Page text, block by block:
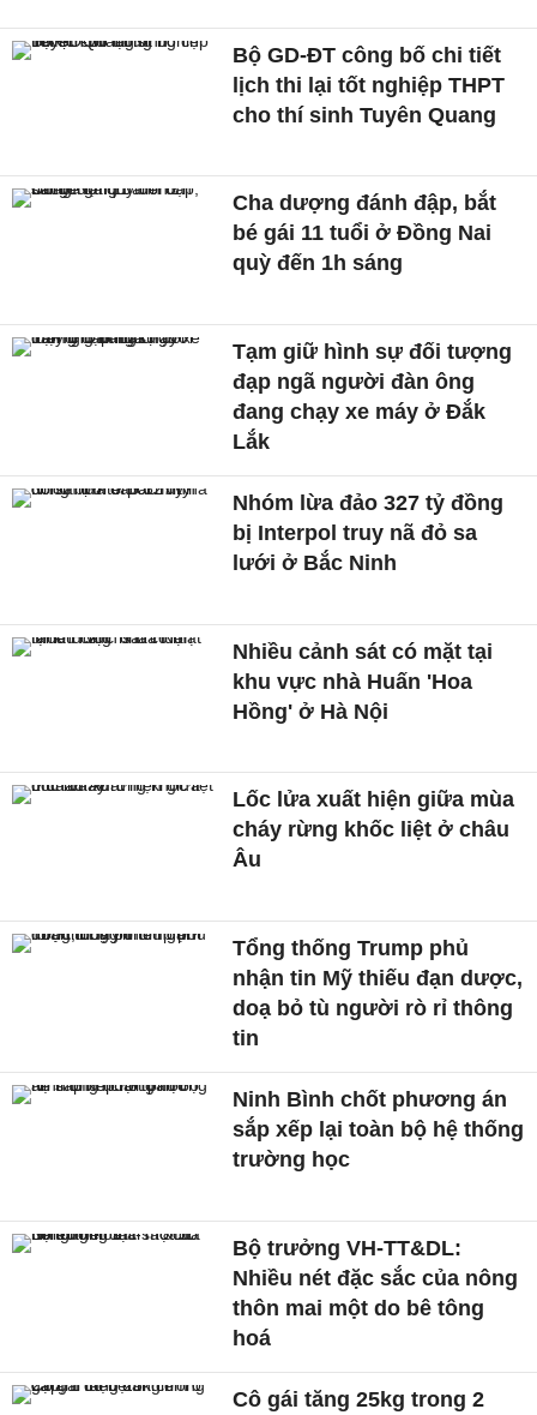
Bộ GD-ĐT công bố chi tiết
lịch thi lại tốt nghiệp THPT
cho thí sinh Tuyên Quang
Cha dượng đánh đập, bắt
bé gái 11 tuổi ở Đồng Nai
quỳ đến 1h sáng
Tạm giữ hình sự đối tượng
đạp ngã người đàn ông
đang chạy xe máy ở Đắk
Lắk
Nhóm lừa đảo 327 tỷ đồng
bị Interpol truy nã đỏ sa
lưới ở Bắc Ninh
Nhiều cảnh sát có mặt tại
khu vực nhà Huấn 'Hoa
Hồng' ở Hà Nội
Lốc lửa xuất hiện giữa mùa
cháy rừng khốc liệt ở châu
Âu
Tổng thống Trump phủ
nhận tin Mỹ thiếu đạn dược,
doạ bỏ tù người rò rỉ thông
tin
Ninh Bình chốt phương án
sắp xếp lại toàn bộ hệ thống
trường học
Bộ trưởng VH-TT&DL:
Nhiều nét đặc sắc của nông
thôn mai một do bê tông
hoá
Cô gái tăng 25kg trong 2